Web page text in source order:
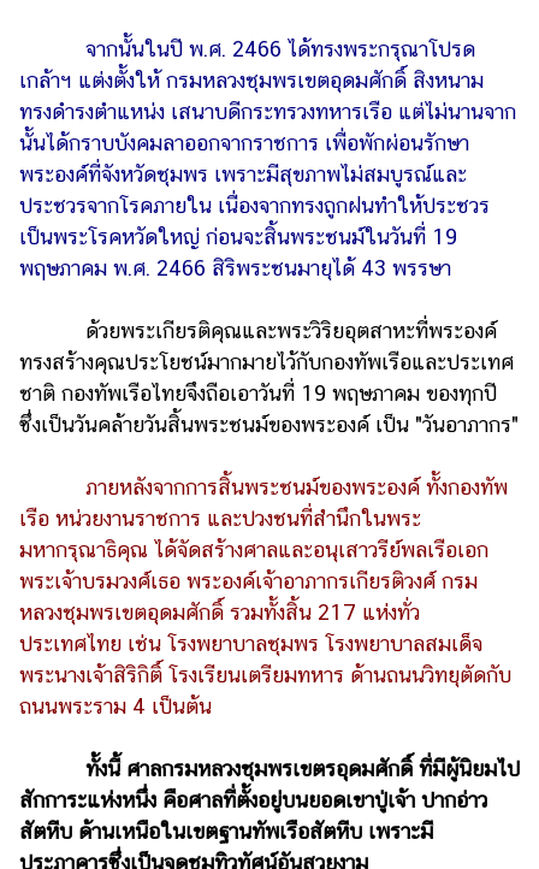
จากนั้นในปี พ.ศ. 2466 ได้ทรงพระกรุณาโปรด
เกล้าฯ แต่งตั้งให้ กรมหลวงชุมพรเขตอุดมศักดิ์ สิงหนาม
ทรงดำรงตำแหน่ง เสนาบดีกระทรวงทหารเรือ แต่ไม่นานจาก
นั้นได้กราบบังคมลาออกจากราชการ เพื่อพักผ่อนรักษา
พระองค์ที่จังหวัดชุมพร เพราะมีสุขภาพไม่สมบูรณ์และ
ประชวรจากโรคภายใน เนื่องจากทรงถูกฝนทำให้ประชวร
เป็นพระโรคหวัดใหญ่ ก่อนจะสิ้นพระชนม์ในวันที่ 19
พฤษภาคม พ.ศ. 2466 สิริพระชนมายุได้ 43 พรรษา
ด้วยพระเกียรติคุณและพระวิริยอุตสาหะที่พระองค์
ทรงสร้างคุณประโยชน์มากมายไว้กับกองทัพเรือและประเทศ
ชาติ กองทัพเรือไทยจึงถือเอาวันที่ 19 พฤษภาคม ของทุกปี
ซึ่งเป็นวันคล้ายวันสิ้นพระชนม์ของพระองค์ เป็น "วันอาภากร"
ภายหลังจากการสิ้นพระชนม์ของพระองค์ ทั้งกองทัพ
เรือ หน่วยงานราชการ และปวงชนที่สำนึกในพระ
มหากรุณาธิคุณ ได้จัดสร้างศาลและอนุเสาวรีย์พลเรือเอก
พระเจ้าบรมวงศ์เธอ พระองค์เจ้าอาภากรเกียรติวงศ์ กรม
หลวงชุมพรเขตอุดมศักดิ์ รวมทั้งสิ้น 217 แห่งทั่ว
ประเทศไทย เช่น โรงพยาบาลชุมพร โรงพยาบาลสมเด็จ
พระนางเจ้าสิริกิติ์ โรงเรียนเตรียมทหาร ด้านถนนวิทยุตัดกับ
ถนนพระราม 4 เป็นต้น
ทั้งนี้ ศาลกรมหลวงชุมพรเขตรอุดมศักดิ์ ที่มีผู้นิยมไป
สักการะแห่งหนึ่ง คือศาลที่ตั้งอยู่บนยอดเขาปู่เจ้า ปากอ่าว
สัตหีบ ด้านเหนือในเขตฐานทัพเรือสัตหีบ เพราะมี
ประภาคารซึ่งเป็นจุดชมทิวทัศน์อันสวยงาม